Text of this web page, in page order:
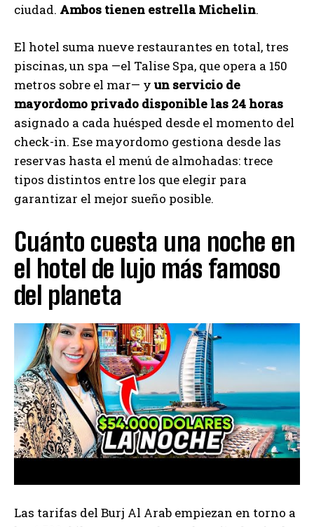
ciudad. Ambos tienen estrella Michelin.
El hotel suma nueve restaurantes en total, tres
piscinas, un spa —el Talise Spa, que opera a 150
metros sobre el mar— y un servicio de
mayordomo privado disponible las 24 horas
asignado a cada huésped desde el momento del
check-in. Ese mayordomo gestiona desde las
reservas hasta el menú de almohadas: trece
tipos distintos entre los que elegir para
garantizar el mejor sueño posible.
Cuánto cuesta una noche en
el hotel de lujo más famoso
del planeta
Las tarifas del Burj Al Arab empiezan en torno a